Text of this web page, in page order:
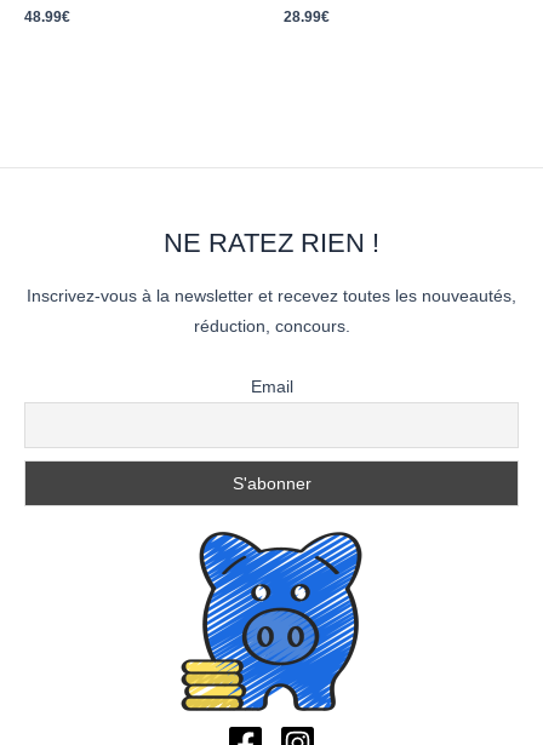
48.99€ 28.99€
NE RATEZ RIEN !
Inscrivez-vous à la newsletter et recevez toutes les nouveautés,
réduction, concours.
Email